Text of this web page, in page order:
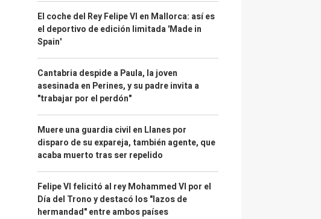
El coche del Rey Felipe VI en Mallorca: así es
el deportivo de edición limitada 'Made in
Spain'
Cantabria despide a Paula, la joven
asesinada en Perines, y su padre invita a
"trabajar por el perdón"
Muere una guardia civil en Llanes por
disparo de su expareja, también agente, que
acaba muerto tras ser repelido
Felipe VI felicitó al rey Mohammed VI por el
Día del Trono y destacó los "lazos de
hermandad" entre ambos países